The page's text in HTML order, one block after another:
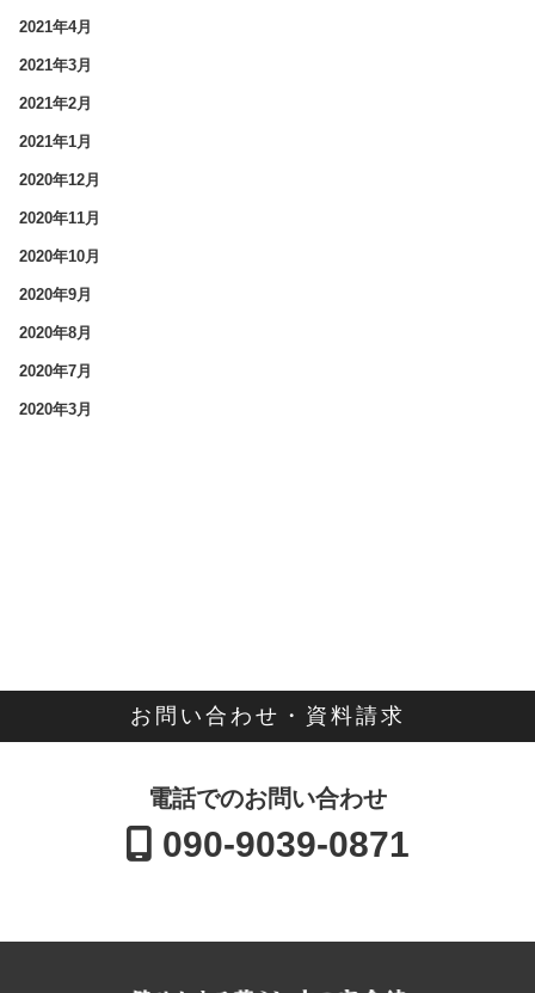
2021年4月
2021年3月
2021年2月
2021年1月
2020年12月
2020年11月
2020年10月
2020年9月
2020年8月
2020年7月
2020年3月
お問い合わせ・資料請求
電話でのお問い合わせ
090-9039-0871